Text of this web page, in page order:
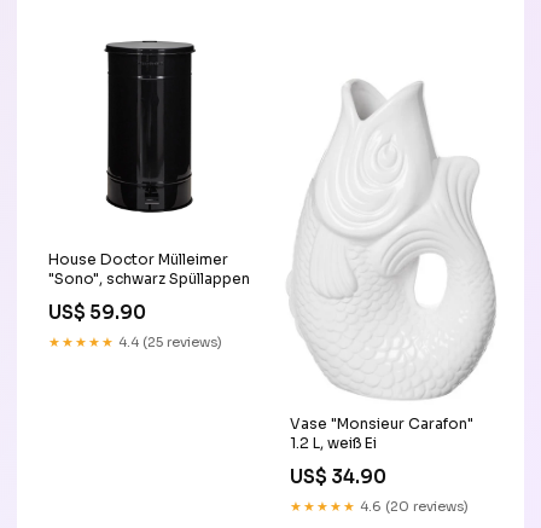
House Doctor Mülleimer
"Sono", schwarz Spüllappen
US$ 59.90
★★★★★ 4.4 (25 reviews)
Vase "Monsieur Carafon"
1.2 L, weiß Ei
US$ 34.90
★★★★★ 4.6 (20 reviews)